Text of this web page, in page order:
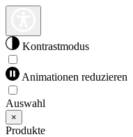
Kontrastmodus
Animationen reduzieren
Auswahl
×
Produkte